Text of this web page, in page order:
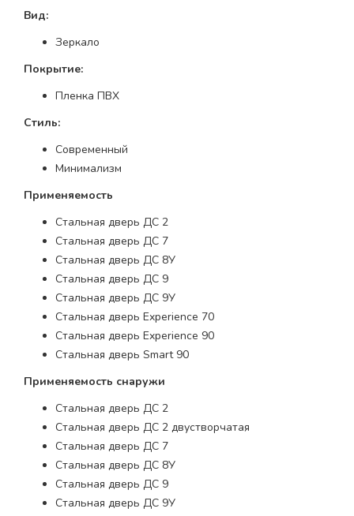
Вид:
Зеркало
Покрытие:
Пленка ПВХ
Стиль:
Современный
Минимализм
Применяемость
Стальная дверь ДС 2
Стальная дверь ДС 7
Стальная дверь ДС 8У
Стальная дверь ДС 9
Стальная дверь ДС 9У
Стальная дверь Experience 70
Стальная дверь Experience 90
Стальная дверь Smart 90
Применяемость снаружи
Стальная дверь ДС 2
Стальная дверь ДС 2 двустворчатая
Стальная дверь ДС 7
Стальная дверь ДС 8У
Стальная дверь ДС 9
Стальная дверь ДС 9У